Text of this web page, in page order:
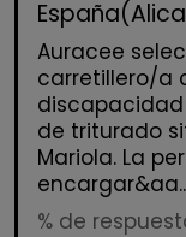
Auracee
carretillero/a
de triturado
Mariola. La
% de